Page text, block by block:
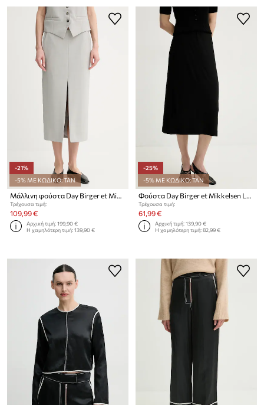
-21%
-5% ΜΕ ΚΩΔΙΚΟ: TAN
Μάλλινη φούστα Day Birger et Mikkelsen Mantel
Τρέχουσα τιμή:
109,99 €
Αρχική τιμή:199,90 €
Η χαμηλότερη τιμή:139,90 €
-25%
-5% ΜΕ ΚΩΔΙΚΟ: TAN
Φούστα Day Birger et Mikkelsen Leontine
Τρέχουσα τιμή:
61,99 €
Αρχική τιμή:139,90 €
Η χαμηλότερη τιμή:82,99 €